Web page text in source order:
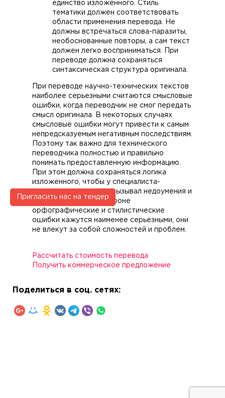
Пригласить нас на тендер
единство изложенного. Стиль
тематики должен соответствовать
области применения перевода. Не
должны встречаться слова-паразиты,
необоснованные повторы, а сам текст
должен легко восприниматься. При
переводе должна сохраняться
синтаксическая структура оригинала.
При переводе научно-технических текстов
наиболее серьезными считаются смысловые
ошибки, когда переводчик не смог передать
смысл оригинала. В некоторых случаях
смысловые ошибки могут привести к самым
непредсказуемым негативным последствиям.
Поэтому так важно для технического
переводчика полностью и правильно
понимать предоставленную информацию.
При этом должна сохраняться логика
изложенного, чтобы у специалиста-
заказчика перевод не вызывал недоумения и
был понятен. На этом фоне
орфографические и стилистические
ошибки кажутся наименее серьезными, они
не влекут за собой сложностей и проблем.
Рассчитать стоимость перевода
Получить коммерческое предложение
Поделиться в соц. сетях: